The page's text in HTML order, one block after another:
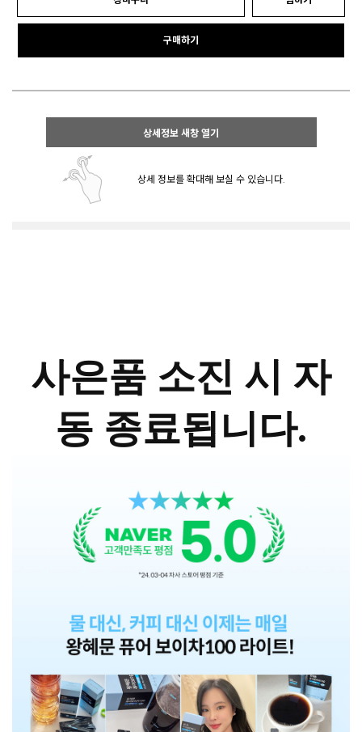
구매하기
상세정보 새창 열기
상세 정보를 확대해 보실 수 있습니다.
사은품 소진 시 자
동 종료됩니다.